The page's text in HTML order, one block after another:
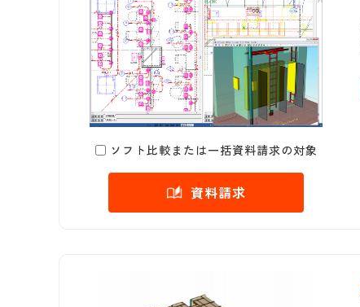
ソフト比較または一括資料請求の対象
資料請求